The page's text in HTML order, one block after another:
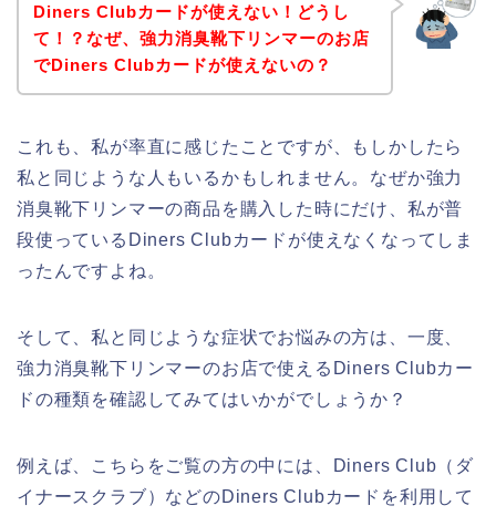
Diners Clubカードが使えない！どうし
て！？なぜ、強力消臭靴下リンマーのお店
でDiners Clubカードが使えないの？
これも、私が率直に感じたことですが、もしかしたら
私と同じような人もいるかもしれません。なぜか強力
消臭靴下リンマーの商品を購入した時にだけ、私が普
段使っているDiners Clubカードが使えなくなってしま
ったんですよね。
そして、私と同じような症状でお悩みの方は、一度、
強力消臭靴下リンマーのお店で使えるDiners Clubカー
ドの種類を確認してみてはいかがでしょうか？
例えば、こちらをご覧の方の中には、Diners Club（ダ
イナースクラブ）などのDiners Clubカードを利用して